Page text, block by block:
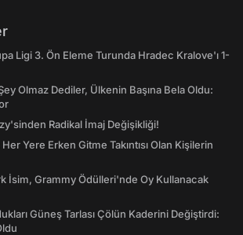
Ligi 3. Ön Eleme Turunda Hradec Kralove'ı 1-
Olmaz Dediler, Ülkenin Başına Bela Oldu:
Radikal İmaj Değişikliği!
Yere Erken Gitme Takıntısı Olan Kişilerin
İsim, Grammy Ödülleri'nde Oy Kullanacak
Güneş Tarlası Çölün Kaderini Değiştirdi: